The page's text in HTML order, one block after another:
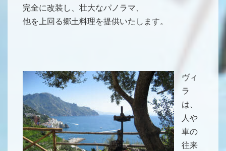
完全に改装し、壮大なパノラマ、
他を上回る郷土料理を提供いたします。
ヴィ
ラ
は、
人や
車の
往来